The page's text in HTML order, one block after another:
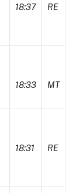
18:37 RE
18:33 MT
18:31 RE